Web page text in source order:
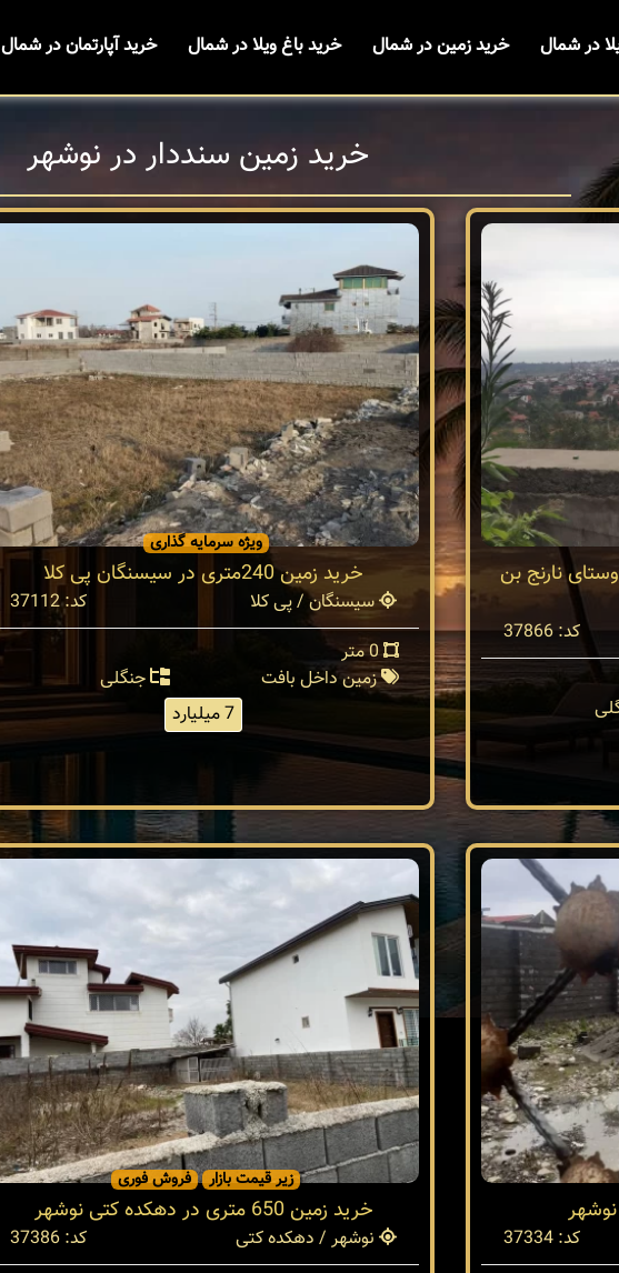
در شمال خرید زمین در شمال خرید باغ ویلا در شمال خرید آپارتمان در شمال
خرید زمین سنددار در نوشهر
نارنج بن
کد: 37866
ویژه سرمایه گذاری
خرید زمین 240متری در سیسنگان پی کلا
سیسنگان / پی کلا
کد: 37112
0 متر
زمین داخل بافت
جنگلی
7 میلیارد
کد: 37334
زیر قیمت بازار فروش فوری
خرید زمین 650 متری در دهکده کتی نوشهر
نوشهر / دهکده کتی
کد: 37386